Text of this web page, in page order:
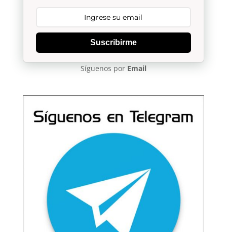
Suscribirme
Síguenos por Email